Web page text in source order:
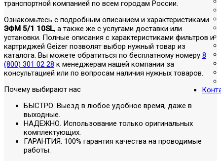
транспортной компанией по всем городам России.
Ознакомьтесь с подробным описанием и характеристиками
ЭФМ 5/1 10SL, а также же с услугами доставки или
установки. Полные описания с характеристиками фильтров и
картриджей Geizer позволят выбор нужный товар из
каталога. Вы можете обратиться по бесплатному номеру 8
(800) 301 02 28 к менеджерам нашей компании за
консультацией или по вопросам наличия нужных товаров.
Почему выбирают нас
БЫСТРО. Выезд в любое удобное время, даже в
выходные.
НАДЕЖНО. Использование только оригинальных
комплектующих.
ГАРАНТИЯ. 100% гарантия качества на проводимые
работы.